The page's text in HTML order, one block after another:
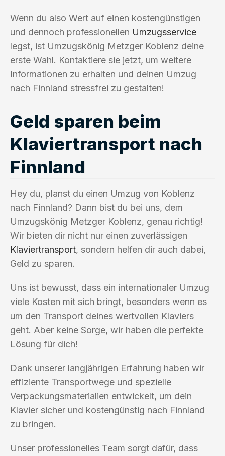
Wenn du also Wert auf einen kostengünstigen
und dennoch professionellen Umzugsservice
legst, ist Umzugskönig Metzger Koblenz deine
erste Wahl. Kontaktiere sie jetzt, um weitere
Informationen zu erhalten und deinen Umzug
nach Finnland stressfrei zu gestalten!
Geld sparen beim
Klaviertransport nach
Finnland
Hey du, planst du einen Umzug von Koblenz
nach Finnland? Dann bist du bei uns, dem
Umzugskönig Metzger Koblenz, genau richtig!
Wir bieten dir nicht nur einen zuverlässigen
Klaviertransport, sondern helfen dir auch dabei,
Geld zu sparen.
Uns ist bewusst, dass ein internationaler Umzug
viele Kosten mit sich bringt, besonders wenn es
um den Transport deines wertvollen Klaviers
geht. Aber keine Sorge, wir haben die perfekte
Lösung für dich!
Dank unserer langjährigen Erfahrung haben wir
effiziente Transportwege und spezielle
Verpackungsmaterialien entwickelt, um dein
Klavier sicher und kostengünstig nach Finnland
zu bringen.
Unser professionelles Team sorgt dafür, dass